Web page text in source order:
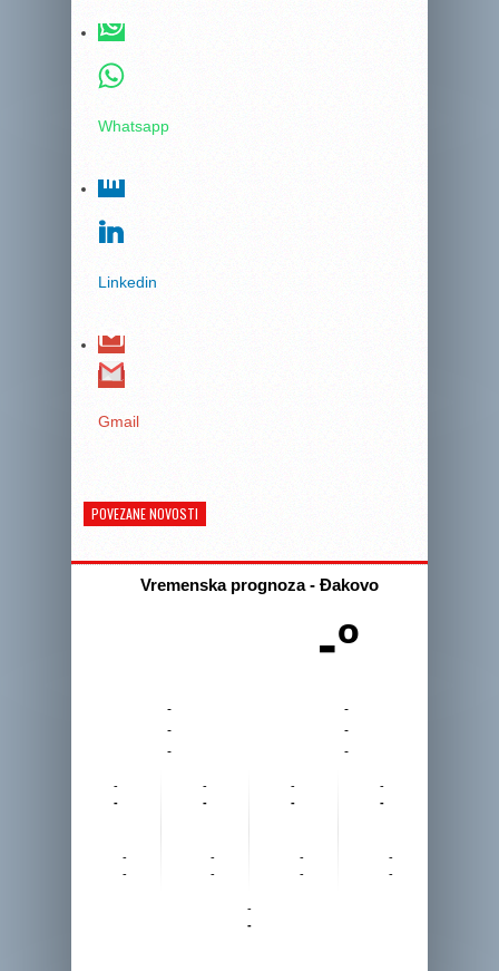
Whatsapp
Linkedin
Gmail
POVEZANE NOVOSTI
Vremenska prognoza - Đakovo
-º
-
-
-
-
-
-
-
-
-
-
-
-
-
-
-
-
-
-
-
-
-
-
-
-